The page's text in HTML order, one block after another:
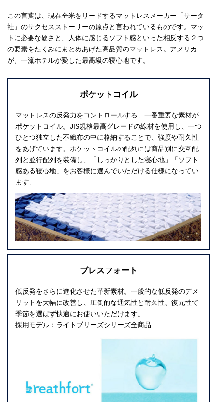
この言葉は、現在全米をリードするマットレスメーカー「サータ
社」のサクセスストーリーの原点と言われているものです。 マッ
トに必要な硬さと、人体に感じるソフト感といった相反する２つ
の要素をたくみにまとめあげた高品質のマットレス。 アメリカ
が、一流ホテルが愛した最高級の寝心地です。
ポケットコイル
マットレスの反発力をコントロールする、一番重要な素材が
ポケットコイル。JIS規格最高グレードの線材を使用し、一つ
ひとつ独立した不織布の中に格納することで、強度や耐久性
をあげています。ポケットコイルの配列には商品別に交互配
列と並行配列を装備し、「しっかりとした寝心地」「ソフト
感ある寝心地」をお客様に選んでいただける仕様になってい
ます。
ブレスフォート
低反発をさらに進化させた革新素材。一般的な低反発のデメ
リットを大幅に改善し、圧倒的な通気性と耐久性、復元性で
季節を選ばず快適にお使いいただけます。
採用モデル：ライトブリーズシリーズ全商品